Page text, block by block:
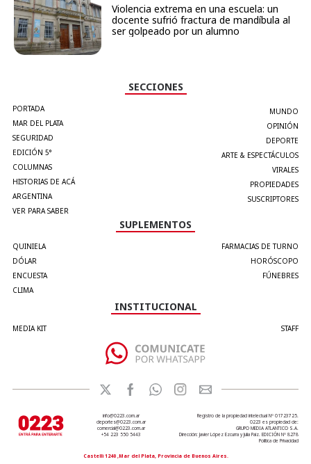
Violencia extrema en una escuela: un
docente sufrió fractura de mandíbula al
ser golpeado por un alumno
SECCIONES
PORTADA
MAR DEL PLATA
SEGURIDAD
EDICIÓN 5°
COLUMNAS
HISTORIAS DE ACÁ
ARGENTINA
VER PARA SABER
MUNDO
OPINIÓN
DEPORTE
ARTE & ESPECTÁCULOS
VIRALES
PROPIEDADES
SUSCRIPTORES
SUPLEMENTOS
QUINIELA
DÓLAR
ENCUESTA
CLIMA
FARMACIAS DE TURNO
HORÓSCOPO
FÚNEBRES
INSTITUCIONAL
MEDIA KIT STAFF
info@0223.com.ar
deportes@0223.com.ar
comercial@0223.com.ar
+54 223 550 5443
Registro de la propiedad intelectual Nº 01723725.
0223 es propiedad de:
GRUPO MEDIA ATLANTICO S.A.
Dirección: Javier López Ezcurra y Julia Paiz. EDICIÓN Nº 8278
Política de Privacidad
Castelli 1240 ,Mar del Plata, Provincia de Buenos Aires.